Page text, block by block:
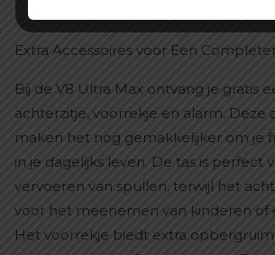
Extra Accessoires voor Een
Bij de V8 Ultra Max ontvang je gratis
achterzitje, voorrekje en alarm. Deze
maken het nog gemakkelijker om je
in je dagelijks leven. De tas is perfect
vervoeren van spullen, terwijl het
voor het meenemen van kinderen of
Het voorrekje biedt extra